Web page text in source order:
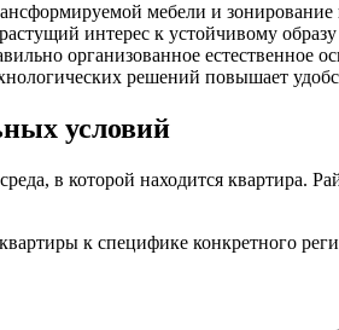
мебели и зонирование
интерес к устойчивому
организованное естественное
решений повышает
условий
в которой находится квартира.
к специфике конкретного